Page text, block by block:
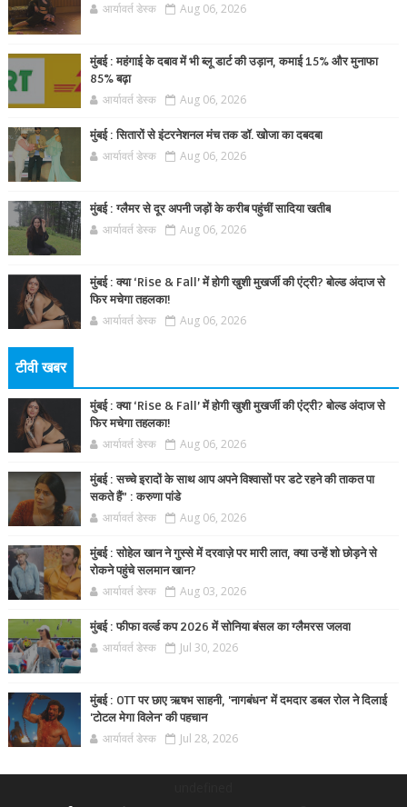
आर्यावर्त डेस्क Aug 06, 2026
मुंबई : महंगाई के दबाव में भी ब्लू डार्ट की उड़ान, कमाई 15% और मुनाफा
85% बढ़ा
आर्यावर्त डेस्क Aug 06, 2026
मुंबई : सितारों से इंटरनेशनल मंच तक डॉ. खोजा का दबदबा
आर्यावर्त डेस्क Aug 06, 2026
मुंबई : ग्लैमर से दूर अपनी जड़ों के करीब पहुंचीं सादिया खतीब
आर्यावर्त डेस्क Aug 06, 2026
मुंबई : क्या ‘Rise & Fall’ में होगी खुशी मुखर्जी की एंट्री? बोल्ड अंदाज से
फिर मचेगा तहलका!
आर्यावर्त डेस्क Aug 06, 2026
टीवी खबर
मुंबई : क्या ‘Rise & Fall’ में होगी खुशी मुखर्जी की एंट्री? बोल्ड अंदाज से
फिर मचेगा तहलका!
आर्यावर्त डेस्क Aug 06, 2026
मुंबई : सच्चे इरादों के साथ आप अपने विश्वासों पर डटे रहने की ताकत पा
सकते हैं” : करुणा पांडे
आर्यावर्त डेस्क Aug 06, 2026
मुंबई : सोहेल खान ने गुस्से में दरवाज़े पर मारी लात, क्या उन्हें शो छोड़ने से
रोकने पहुंचे सलमान खान?
आर्यावर्त डेस्क Aug 03, 2026
मुंबई : फीफा वर्ल्ड कप 2026 में सोनिया बंसल का ग्लैमरस जलवा
आर्यावर्त डेस्क Jul 30, 2026
मुंबई : OTT पर छाए ऋषभ साहनी, 'नागबंधन' में दमदार डबल रोल ने दिलाई
'टोटल मेगा विलेन' की पहचान
आर्यावर्त डेस्क Jul 28, 2026